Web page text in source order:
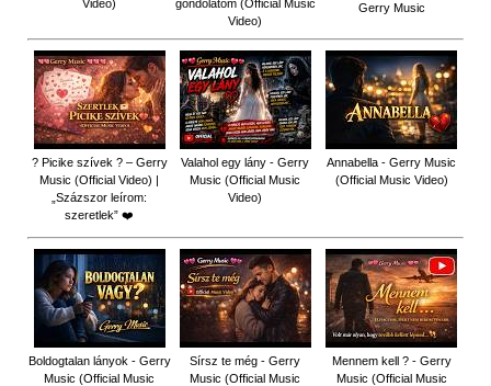
Video)
gondolatom (Official Music
Video)
Gerry Music
? Picike szívek ? – Gerry
Music (Official Video) |
„Százszor leírom:
szeretlek” ❤️
Valahol egy lány - Gerry
Music (Official Music
Video)
Annabella - Gerry Music
(Official Music Video)
Boldogtalan lányok - Gerry
Music (Official Music
Sírsz te még - Gerry
Music (Official Music
Mennem kell ? - Gerry
Music (Official Music